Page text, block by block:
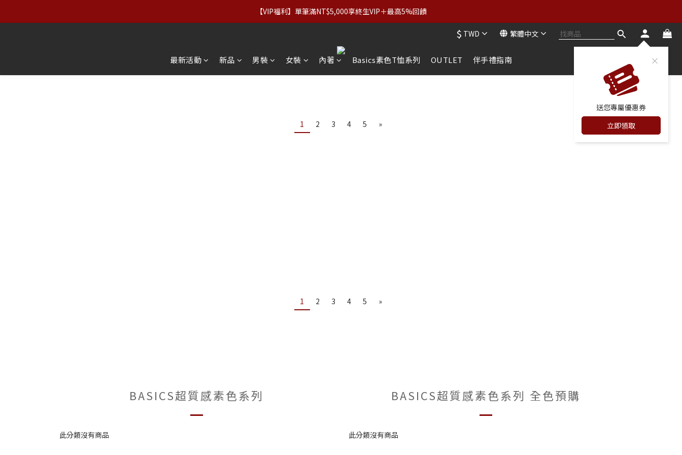
【服飾優惠】設計系列正價商品＆Basics系列：2件89折／3件79折｜內著：買二送二
【VIP福利】單筆滿NT$5,000享終生VIP＋最高5%回饋
【服飾優惠】設計系列正價商品＆Basics系列：2件89折／3件79折｜內著：買二送二
$ TWD 繁體中文
送您專屬優惠券
立即領取
最新活動 新品 男裝 女裝 內著 Basics素色T恤系列 OUTLET 伴手禮指南
1 2 3 4 5 »
1 2 3 4 5 »
BASICS超質感素色系列
此分類沒有商品
BASICS超質感素色系列 全色預購
此分類沒有商品